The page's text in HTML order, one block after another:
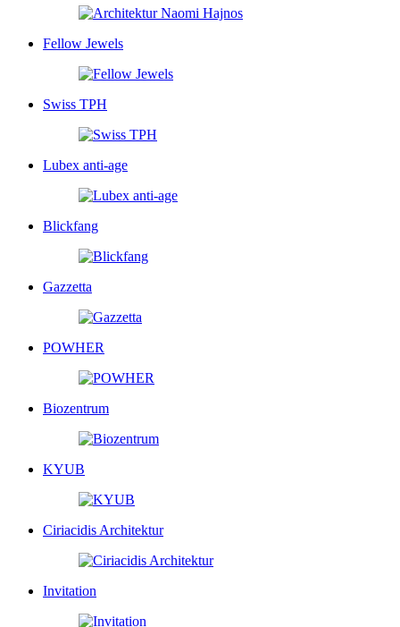
Fellow Jewels
Swiss TPH
Lubex anti-age
Blickfang
Gazzetta
POWHER
Biozentrum
KYUB
Ciriacidis Architektur
Invitation